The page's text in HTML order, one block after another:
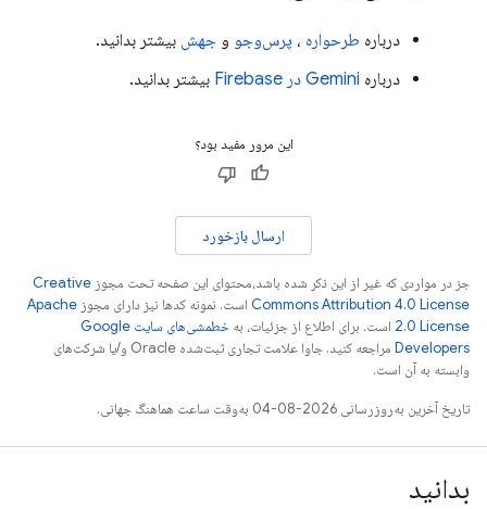
درباره طرحواره ، پرس‌وجو و جهش بیشتر بدانید.
درباره Gemini در Firebase بیشتر بدانید.
این مرور مفید بود؟
ارسال بازخورد
جز در مواردی که غیر از این ذکر شده باشد،‌محتوای این صفحه تحت مجوز Creative
Commons Attribution 4.0 License است. نمونه کدها نیز دارای مجوز Apache
2.0 License است. برای اطلاع از جزئیات، به
خطمشی‌های سایت Google
Developers‏
مراجعه کنید. جاوا علامت تجاری ثبت‌شده Oracle و/یا شرکت‌های
وابسته به آن است.
تاریخ آخرین به‌روزرسانی 2026-08-04 به‌وقت ساعت هماهنگ جهانی.
بدانید